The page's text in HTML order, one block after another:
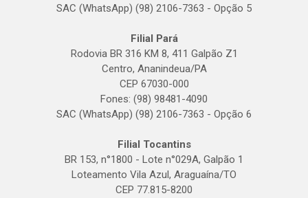
SAC (WhatsApp) (98) 2106-7363 - Opção 5
Filial Pará
Rodovia BR 316 KM 8, 411 Galpão Z1
Centro, Ananindeua/PA
CEP 67030-000
Fones: (98) 98481-4090
SAC (WhatsApp) (98) 2106-7363 - Opção 6
Filial Tocantins
BR 153, n°1800 - Lote n°029A, Galpão 1
Loteamento Vila Azul, Araguaína/TO
CEP 77.815-8200